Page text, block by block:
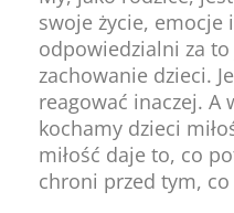
swoje życie, emocje
odpowiedzialni za
zachowanie dzieci.
reagować inaczej. A
kochamy dzieci
miłość daje to, co
chroni przed tym,